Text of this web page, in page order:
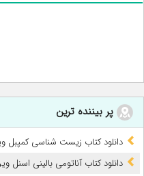
پر بیننده ترین
دانلود کتاب زیست شناسی کمپبل
دانلود کتاب آناتومی بالینی اسنل ویرایش 10